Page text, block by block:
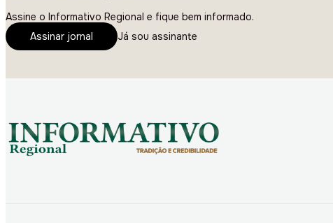
Assine o Informativo Regional e fique bem informado.
Assinar jornal
Já sou assinante